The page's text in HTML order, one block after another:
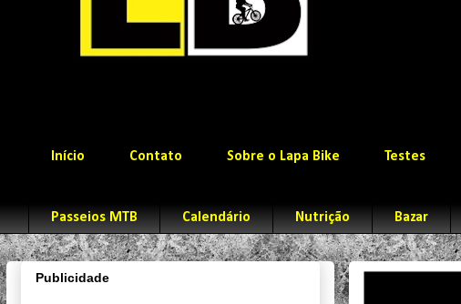
Início Contato Sobre o Lapa Bike Testes
Passeios MTB Calendário Nutrição Bazar
Publicidade